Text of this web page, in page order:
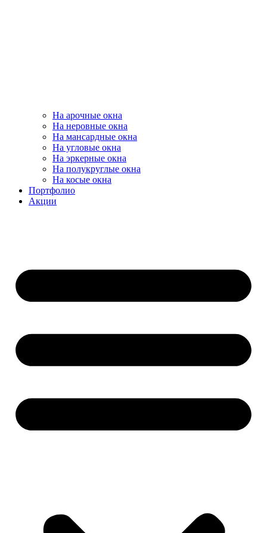
На арочные окна
На неровные окна
На мансардные окна
На угловые окна
На эркерные окна
На полукруглые окна
На косые окна
Портфолио
Акции